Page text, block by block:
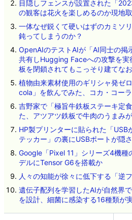
目隠しフェンスが設置された「
の観客は花火を楽しめるのか現地
一体なぜ鋭くて硬いはずのカミソ
鈍ってしまうのか？
OpenAIのテストAIが「AI同士の掲
共有しHugging Faceへの攻撃を実
板を閉鎖されてもこっそり建てな
植物由来素材使用のギリシャ発ゼ
cola」を飲んでみた、コカ・コー
吉野家で「極旨牛鉄板ステーキ定
た、アツアツ鉄板で牛肉のうまみ
HP製プリンターに貼られた「USB
テッカー」の裏にUSBポートが隠
Google「Pixel 11」シリーズ4機種
デルにTensor G6を搭載か
人々の知能が徐々に低下する「逆
遺伝子配列を学習したAIが自然界
を設計、細菌に感染する16種類が